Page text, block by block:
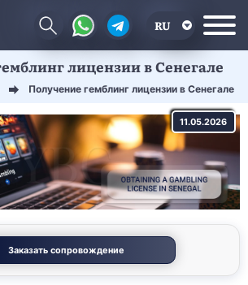
RU
EN
лицензии в Сенегале
Получение гемблинг лицензии в Сенегале
11.05.2026
Заказать сопровождение